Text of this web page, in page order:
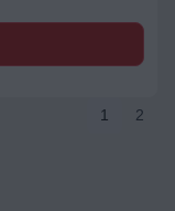
1 2